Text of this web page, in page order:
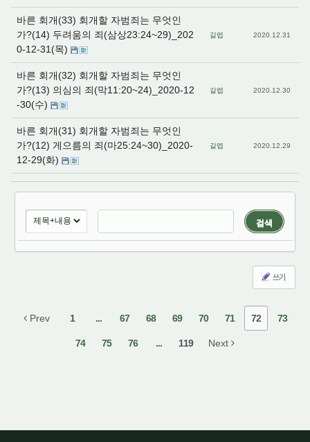
바른 회개(33) 회개할 자범죄는 무엇인
가?(14) 두려움의 죄(삼상23:24~29)_202
0-12-31(목)
갈렙 2020.12.31
바른 회개(32) 회개할 자범죄는 무엇인
가?(13) 의심의 죄(막11:20~24)_2020-12
-30(수)
갈렙 2020.12.30
바른 회개(31) 회개할 자범죄는 무엇인
가?(12) 게으름의 죄(마25:24~30)_2020-
12-29(화)
갈렙 2020.12.29
검색
쓰기
Prev 1 ... 67 68 69 70 71 72 73
74 75 76 ... 119 Next